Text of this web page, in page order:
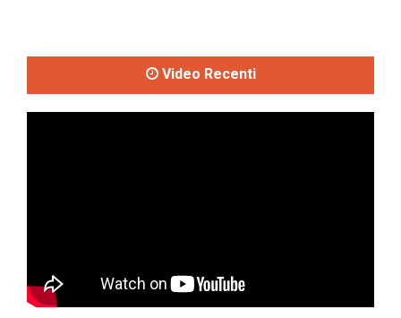
Video Recenti